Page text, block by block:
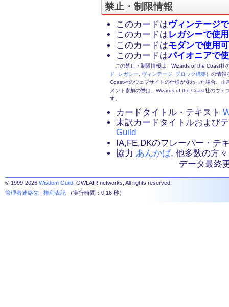
禁止・制限情報
このカードはヴィンテージ
このカードはレガシーで使
このカードはモダンで使用
このカードはパイオニアで
この禁止・制限情報は、Wizards of the Coast社
ド
レガシー ヴィンテージ ブロック構築）の情報
Coast社のウェブサイトの仕様が変わった場合、
メント参加の際は、Wizards of the Coast社のウェ
す。
カードタイトル・テキスト
未訳カードタイトルおよび
Guild
IA,FE,DKのフレーバー・テ
協力 あんかば, 他多数の方々
データ最終
© 1999-2026 Wisdom Guild , OWLAIR networks, All rights reserved.
管理者連絡先 | 権利表記 （実行時間：0.16 秒）